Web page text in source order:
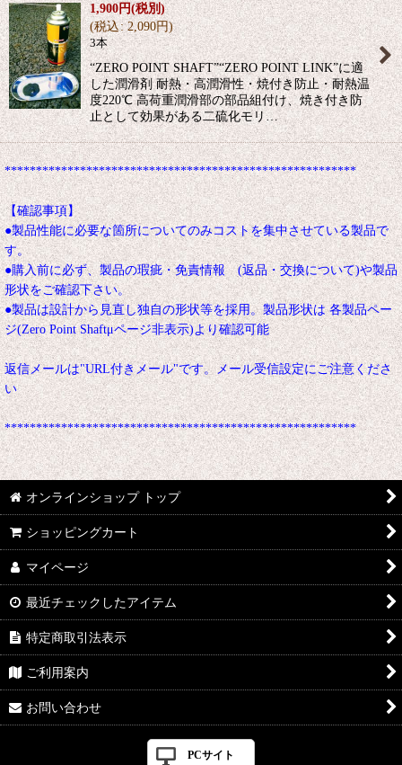
1,900円(税別)
(税込: 2,090円)
3本
“ZERO POINT SHAFT”“ZERO POINT LINK”に適
した潤滑剤 耐熱・高潤滑性・焼付き防止・耐熱温
度220℃ 高荷重潤滑部の部品組付け、焼き付き防
止として効果がある二硫化モリ…
********************************************************
【確認事項】
●製品性能に必要な箇所についてのみコストを集中させている製品で
す。
●購入前に必ず、製品の瑕疵・免責情報 (返品・交換について)や製品
形状をご確認下さい。
●製品は設計から見直し独自の形状等を採用。製品形状は 各製品ペー
ジ(Zero Point Shaftμページ非表示)より確認可能
返信メールは"URL付きメール"です。メール受信設定にご注意くださ
い
********************************************************
オンラインショップ トップ
ショッピングカート
マイページ
最近チェックしたアイテム
特定商取引法表示
ご利用案内
お問い合わせ
PCサイト